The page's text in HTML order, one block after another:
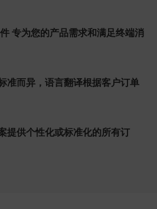
专为您的产品需求和满足终端消
准而异，语言翻译根据客户订单
提供个性化或标准化的所有订